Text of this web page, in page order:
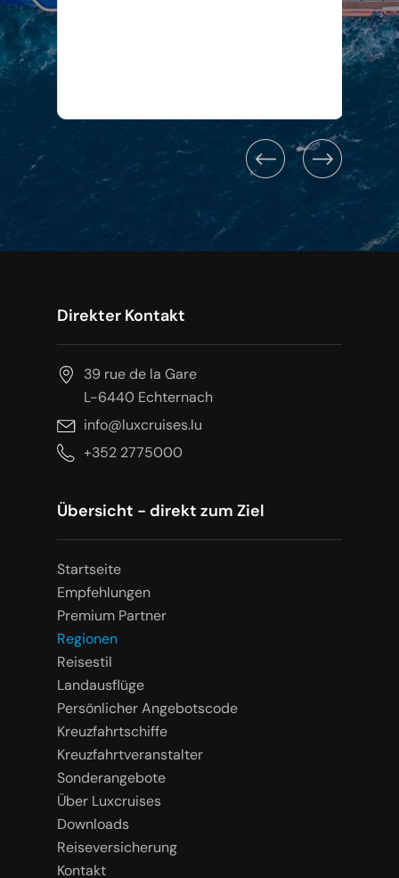
Direkter Kontakt
39 rue de la Gare
L-6440 Echternach
info@luxcruises.lu
+352 2775000
Übersicht - direkt zum Ziel
Startseite
Empfehlungen
Premium Partner
Regionen
Reisestil
Landausflüge
Persönlicher Angebotscode
Kreuzfahrtschiffe
Kreuzfahrtveranstalter
Sonderangebote
Über Luxcruises
Downloads
Reiseversicherung
Kontakt